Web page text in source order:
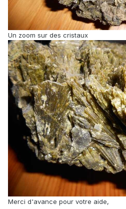
Un zoom sur des cristaux
Merci d'avance pour votre aide,